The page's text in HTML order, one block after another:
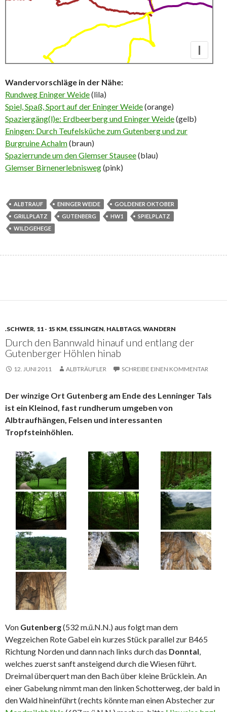
I
Wandervorschläge in der Nähe:
Rundweg Eninger Weide(lila)
Spiel, Spaß, Sport auf der Eninger Weide(orange)
Spaziergäng(l)e: Erdbeerberg und Eninger Weide(gelb)
Eningen: Durch Teufelsküche zum Gutenberg und zur
Burgruine Achalm(braun)
Spazierrunde um den Glemser Stausee(blau)
Glemser Birnenerlebnisweg(pink)
ALBTRAUF ENINGER WEIDE
GOLDENER OKTOBER
GRILLPLATZ
GUTENBERG HW1
SPIELPLATZ
WILDGEHEGE
.SCHWER, 11 - 15 KM, ESSLINGEN, HALBTAGS, WANDERN
Durch den Bannwald hinauf und entlang der
Gutenberger Höhlen hinab
12. JUNI 2011 ALBTRÄUFLER SCHREIBE EINEN KOMMENTAR
Der winzige Ort Gutenberg am Ende des Lenninger Tals
ist ein Kleinod, fast rundherum umgeben von
Albtraufhängen, Felsen und interessanten
Tropfsteinhöhlen.
Von Gutenberg(532 m.ü.N.N.) aus folgt man dem
Wegzeichen Rote Gabel ein kurzes Stück parallel zur B465
Richtung Norden und dann nach links durch das Donntal,
welches zuerst sanft ansteigend durch die Wiesen führt.
Dreimal überquert man den Bach über kleine Brücklein. An
einer Gabelung nimmt man den linken Schotterweg, der bald in
den Wald hineinführt (rechts könnte man einen Abstecher zur